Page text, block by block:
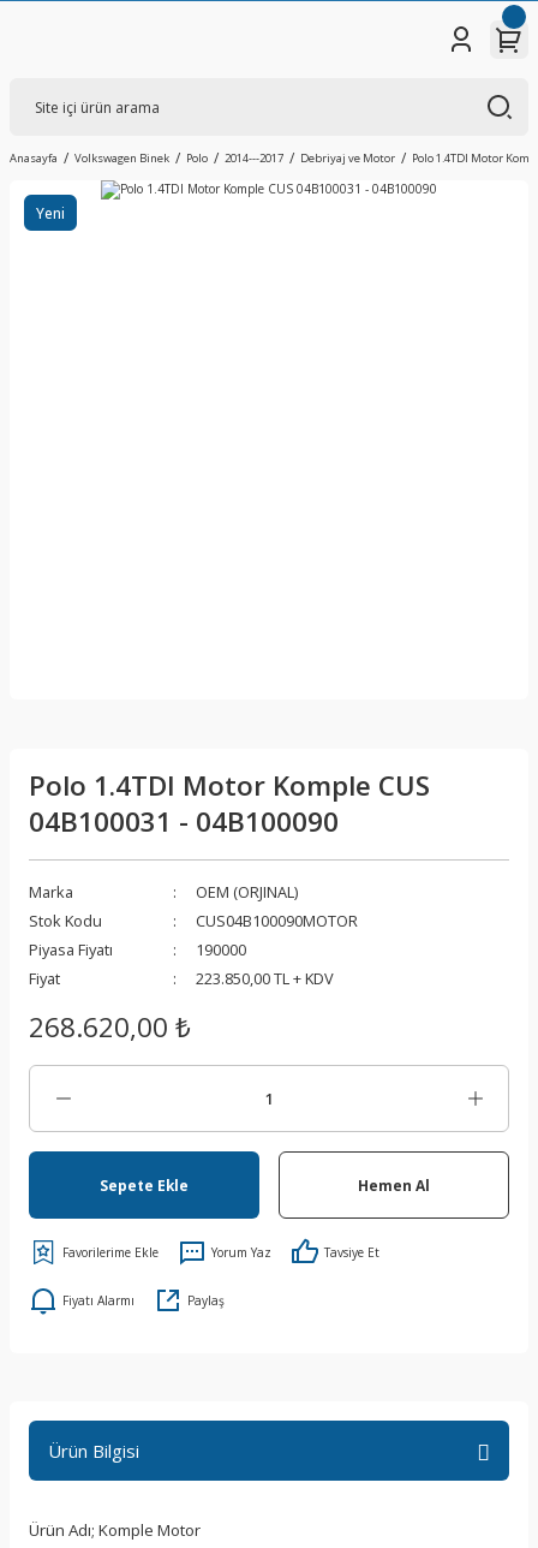
Anasayfa Volkswagen Binek Polo 2014---2017 Debriyaj ve Motor Polo 1.4TDI Motor
Yeni
Polo 1.4TDI Motor Komple CUS
04B100031 - 04B100090
Marka
OEM (ORJINAL)
Stok Kodu
CUS04B100090MOTOR
Piyasa Fiyatı
190000
Fiyat
223.850,00 TL + KDV
268.620,00 ₺
Sepete Ekle Hemen Al
Yorum Yaz Tavsiye Et
Fiyatı Alarmı Paylaş
Ürün Bilgisi
Ürün Adı; Komple Motor